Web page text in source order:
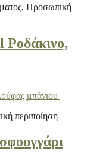
, Προσωπική
περιποίηση